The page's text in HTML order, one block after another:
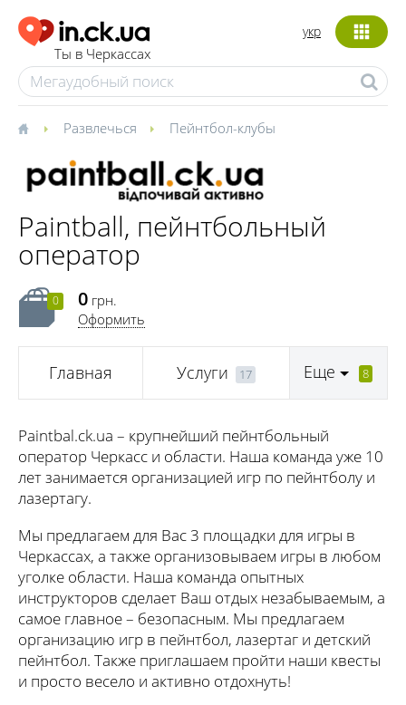
Ты в Черкассах
укр
Развлечься Пейнтбол-клубы
Paintball, пейнтбольный
оператор
0 0 грн.
Оформить
Главная Услуги 17 Еще 8
Paintbal.ck.ua – крупнейший пейнтбольный
оператор Черкасс и области. Наша команда уже 10
лет занимается организацией игр по пейнтболу и
лазертагу.
Мы предлагаем для Вас 3 площадки для игры в
Черкассах, а также организовываем игры в любом
уголке области. Наша команда опытных
инструкторов сделает Ваш отдых незабываемым, а
самое главное – безопасным. Мы предлагаем
организацию игр в пейнтбол, лазертаг и детский
пейнтбол. Также приглашаем пройти наши квесты
и просто весело и активно отдохнуть!